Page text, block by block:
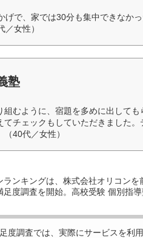
げで、家では30分も集中できなか
／女性）
塾
組むように、宿題を多めに出して
てチェックもしていただきました
40代／女性）
ランキングは、株式会社オリコン
足度調査を開始。高校受験 個別指
度調査では、実際にサービスを利